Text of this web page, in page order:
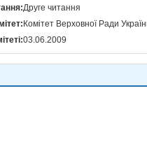
Друге читання
Комітет Верховної Ради
03.06.2009